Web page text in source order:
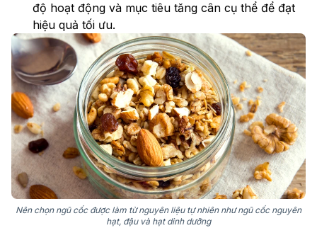
độ hoạt động và mục tiêu tăng cân cụ thể để đạt
hiệu quả tối ưu.
Nên chọn ngũ cốc được làm từ nguyên liệu tự nhiên như ngũ cốc nguyên
hạt, đậu và hạt dinh dưỡng